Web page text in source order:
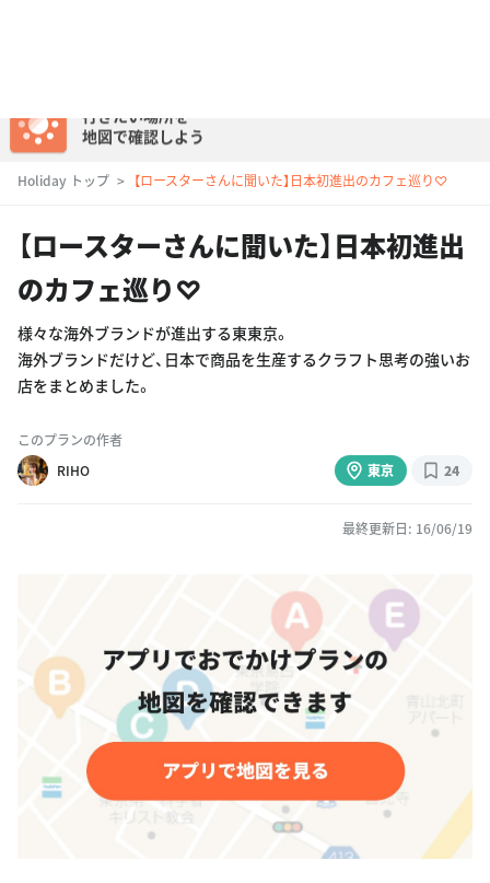
Holiday トップ
のカフェ巡り♡
様々な海外ブランドが進出する東東京。
海外ブランドだけど、日本で商品を生産するクラフト思考の強いお
店をまとめました。
RIHO